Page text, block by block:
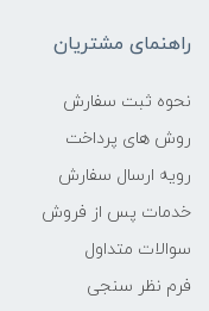
راهنمای مشتریان
نحوه ثبت سفارش
روش های پرداخت
رویه ارسال سفارش
خدمات پس از فروش
سوالات متداول
فرم نظر سنجی